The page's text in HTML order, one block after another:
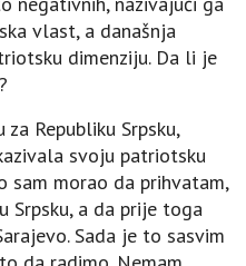
vlast, a današnja
dimenziju. Da li je
Republiku Srpsku,
svoju patriotsku
sam morao da prihvatam,
Srpsku, a da prije toga
Sada je to sasvim